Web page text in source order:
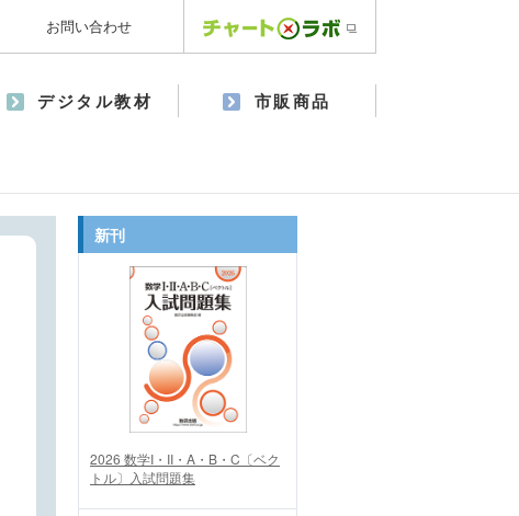
お問い合わせ
デジタル教材 市販商品
新刊
2026 数学I・II・A・B・C〔ベク
トル〕入試問題集